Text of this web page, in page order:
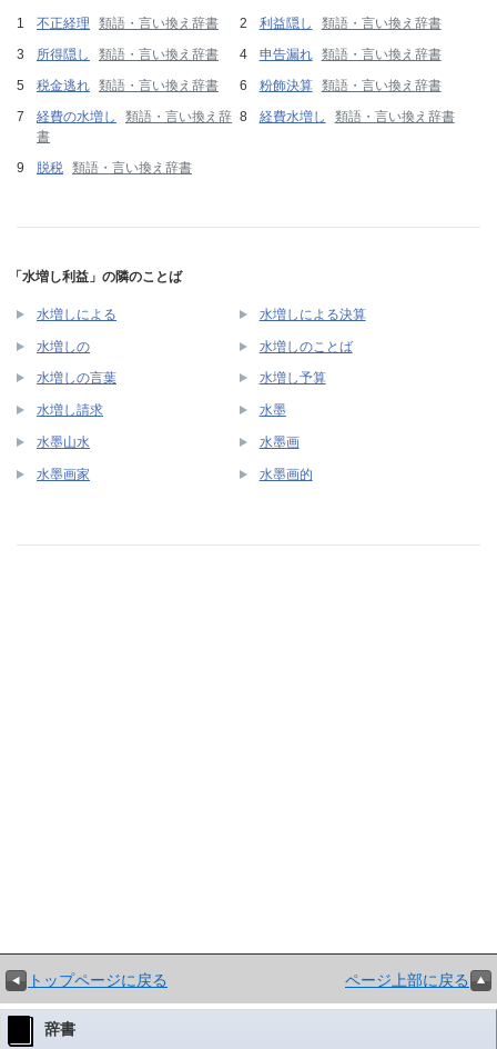
不正経理 類語・言い換え辞書 利益隠し
類語・言い換え辞書
所得隠し
類語・言い換え辞書 申告漏れ 類語・言い換え辞書
税金逃れ 類語・言い換え辞書 粉飾決算 類語・言い換え辞書
経費の水増し
類語・言い換え辞
書
経費水増し 類語・言い換え辞書
脱税 類語・言い換え辞書
「水増し利益」の隣のことば
水増しによる 水増しによる決算
水増しの 水増しのことば
水増しの言葉 水増し予算
水増し請求 水墨
水墨山水 水墨画
水墨画家 水墨画的
トップページに戻る ページ上部に戻る
辞書